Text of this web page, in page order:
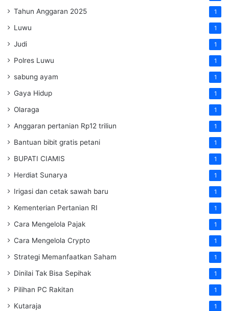
Tahun Anggaran 2025 1
Luwu 1
Judi 1
Polres Luwu 1
sabung ayam 1
Gaya Hidup 1
Olaraga 1
Anggaran pertanian Rp12 triliun 1
Bantuan bibit gratis petani 1
BUPATI CIAMIS 1
Herdiat Sunarya 1
Irigasi dan cetak sawah baru 1
Kementerian Pertanian RI 1
Cara Mengelola Pajak 1
Cara Mengelola Crypto 1
Strategi Memanfaatkan Saham 1
Dinilai Tak Bisa Sepihak 1
Pilihan PC Rakitan 1
Kutaraja 1